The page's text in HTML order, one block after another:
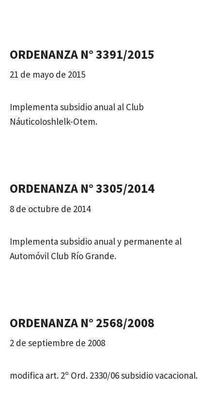
ORDENANZA N° 3391/2015
21 de mayo de 2015
Implementa subsidio anual al Club
NáuticoIoshlelk-Otem.
ORDENANZA N° 3305/2014
8 de octubre de 2014
Implementa subsidio anual y permanente al
Automóvil Club Río Grande.
ORDENANZA N° 2568/2008
2 de septiembre de 2008
modifica art. 2º Ord. 2330/06 subsidio vacacional.